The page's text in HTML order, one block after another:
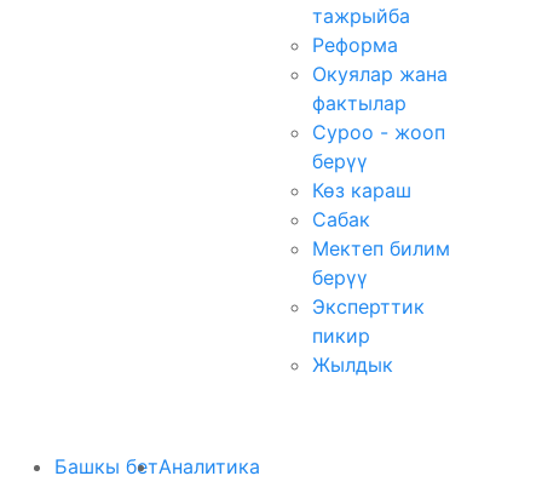
тажрыйба
Реформа
Окуялар жана
фактылар
Суроо - жооп
берүү
Көз караш
Сабак
Мектеп билим
берүү
Эксперттик
пикир
Жылдык
Башкы бетАналитика